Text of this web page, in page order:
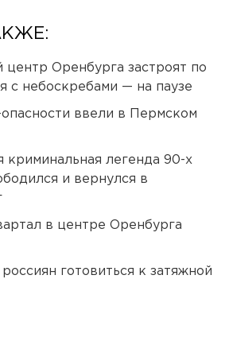
центр Оренбурга застроят по
с небоскребами — на паузе
ввели в Пермском
криминальная легенда 90-х
и вернулся в
в центре Оренбурга
готовиться к затяжной